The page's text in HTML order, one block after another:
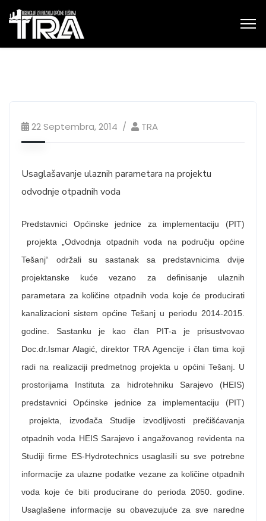
22 Septembra, 2014 TRA
Usaglašavanje ulaznih parametara na projektu
odvodnje otpadnih voda
Predstavnici Općinske jednice za implementaciju (PIT)
projekta „Odvodnja otpadnih voda na području općine
Tešanj“ održali su sastanak sa predstavnicima dvije
projektanske kuće vezano za definisanje ulaznih
parametara za količine otpadnih voda koje će producirati
kanalizacioni sistem općine Tešanj u periodu 2014-2015.
godine. Sastanku je kao član PIT-a je prisustvovao
Doc.dr.Ismar Alagić, direktor TRA Agencije i član tima koji
radi na realizaciji predmetnog projekta u općini Tešanj. U
prostorijama Instituta za hidrotehniku Sarajevo (HEIS)
predstavnici Općinske jednice za implementaciju (PIT)
projekta, izvođača Studije izvodljivosti prečišćavanja
otpadnih voda HEIS Sarajevo i angažovanog revidenta na
Studiji firme ES-Hydrotechnics usaglasili su sve potrebne
informacije za ulazne podatke vezane za količine otpadnih
voda koje će biti producirane do perioda 2050. godine.
Usaglašene informacije su obavezujuće za sve naredne